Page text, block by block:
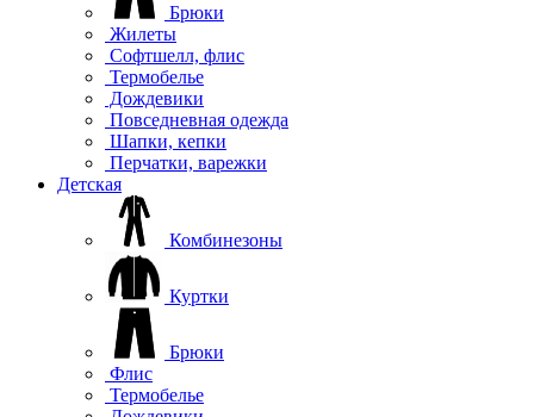
Брюки
Жилеты
Софтшелл, флис
Термобелье
Дождевики
Повседневная одежда
Шапки, кепки
Перчатки, варежки
Детская
Комбинезоны
Куртки
Брюки
Флис
Термобелье